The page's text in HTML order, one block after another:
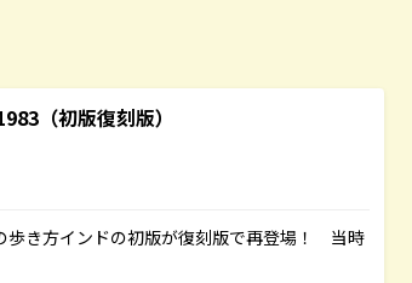
（初版復刻版）
歩き方インドの初版が復刻版で再登場！ 当時